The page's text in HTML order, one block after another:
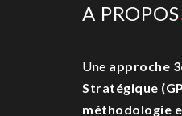
A PROPOS
Une approche
Stratégique
méthodologie